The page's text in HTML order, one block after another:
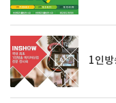
1인방